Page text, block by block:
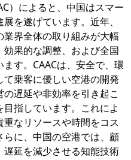
）によると、中国はスマー
を遂げています。近年、
界全体の取り組みが大幅
果的な調整、および全国
す。CAACは、安全で、環
乗客に優しい空港の開発
遅延や非効率を引き起こ
指しています。これによ
なリソースや時間をコス
らに、中国の空港では、顧
延を減少させる知能技術